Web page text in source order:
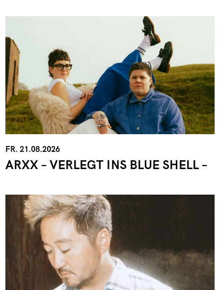
FR. 21.08.2026
ARXX – VERLEGT INS BLUE SHELL –